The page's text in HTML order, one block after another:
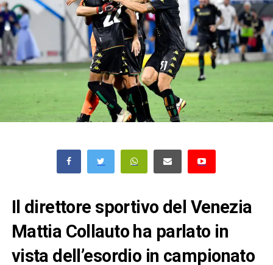
Il direttore sportivo del Venezia
Mattia Collauto ha parlato in
vista dell’esordio in campionato